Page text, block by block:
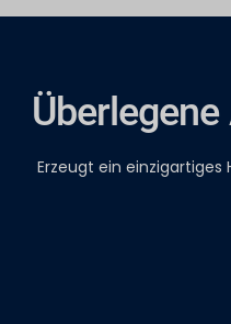
Erzeugt ein einzigartiges